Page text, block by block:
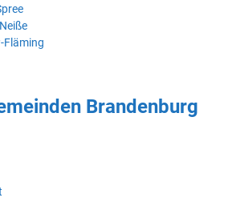
Fläming
Brandenburg